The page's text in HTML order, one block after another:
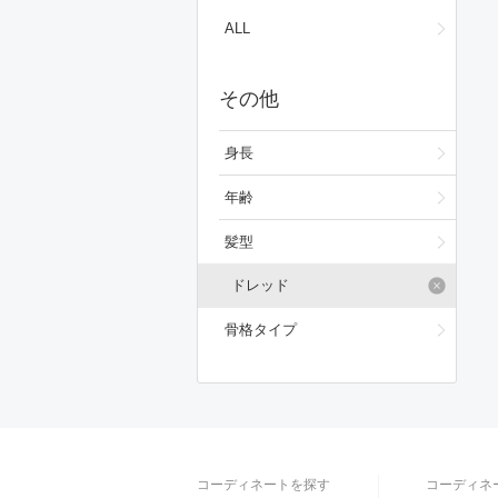
バッグ
財布/小物
ALL
その他
身長
年齢
髪型
ドレッド
骨格タイプ
コーディネートを探す コーディネ